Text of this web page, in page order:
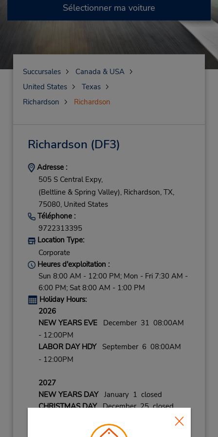
Sélectionner ma voiture
Succursales
Canada & USA
United States
Texas
Richardson
Richardson
Richardson (DF3)
Adresse :
505 S Central Expy,
(Beltline & Spring Valley), Richardson, TX,
75080, United States
Téléphone :
9722313395
Location Type:
Corporate
Heures d'exploitation :
Sun 8:00 AM - 12:00 PM; Mon - Fri 7:30 AM -
6:00 PM; Sat 8:00 AM - 1:00 PM
Holiday Hours:
2026
NEW YEARS EVEDecember 31 08:00AM
- 12:00PM
LABOR DAY HDYSeptember 6 08:00AM
- 12:00PM
2027
NEW YEARS DAYJanuary 1 closed
CHRISTMAS DAYDecember 25 closed
December 24 08:00AM